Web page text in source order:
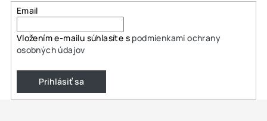
Email
Vložením e-mailu súhlasíte s podmienkami ochrany
osobných údajov
Prihlásiť sa